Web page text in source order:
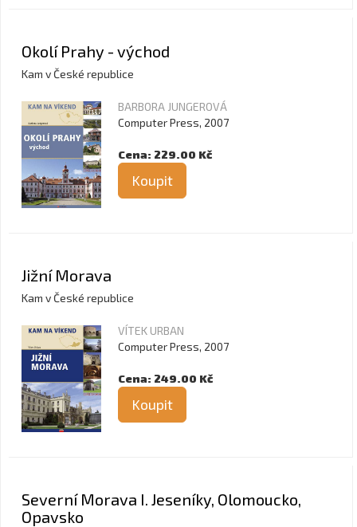
Okolí Prahy - východ
Kam v České republice
BARBORA JUNGEROVÁ
Computer Press, 2007
Cena: 229.00 Kč
Koupit
Jižní Morava
Kam v České republice
VÍTEK URBAN
Computer Press, 2007
Cena: 249.00 Kč
Koupit
Severní Morava I. Jeseníky, Olomoucko,
Opavsko